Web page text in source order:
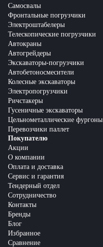
Самосвалы
Фронтальные погрузчики
Электроштабелеры
Телескопические погрузчики
Автокраны
Автогрейдеры
Экскаваторы-погрузчики
Автобетоносмесители
Колесные экскаваторы
Электропогрузчики
Ричстакеры
Гусеничные экскаваторы
Цельнометаллические фургоны
Перевозчики паллет
Покупателю
Акции
О компании
Оплата и доставка
Сервис и гарантия
Тендерный отдел
Сотрудничество
Контакты
Бренды
Блог
Избранное
Сравнение